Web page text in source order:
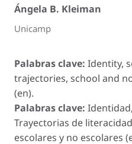
Ángela B. Kleiman
Unicamp
Palabras clave: Identity,
trajectories, school and
(en).
Palabras clave:
Trayectorias de
escolares y no escolares